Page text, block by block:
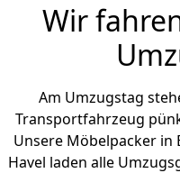
Wir
Am Umzugstag
Transportfahrzeug
Unsere Möbelpacker
Havel laden alle